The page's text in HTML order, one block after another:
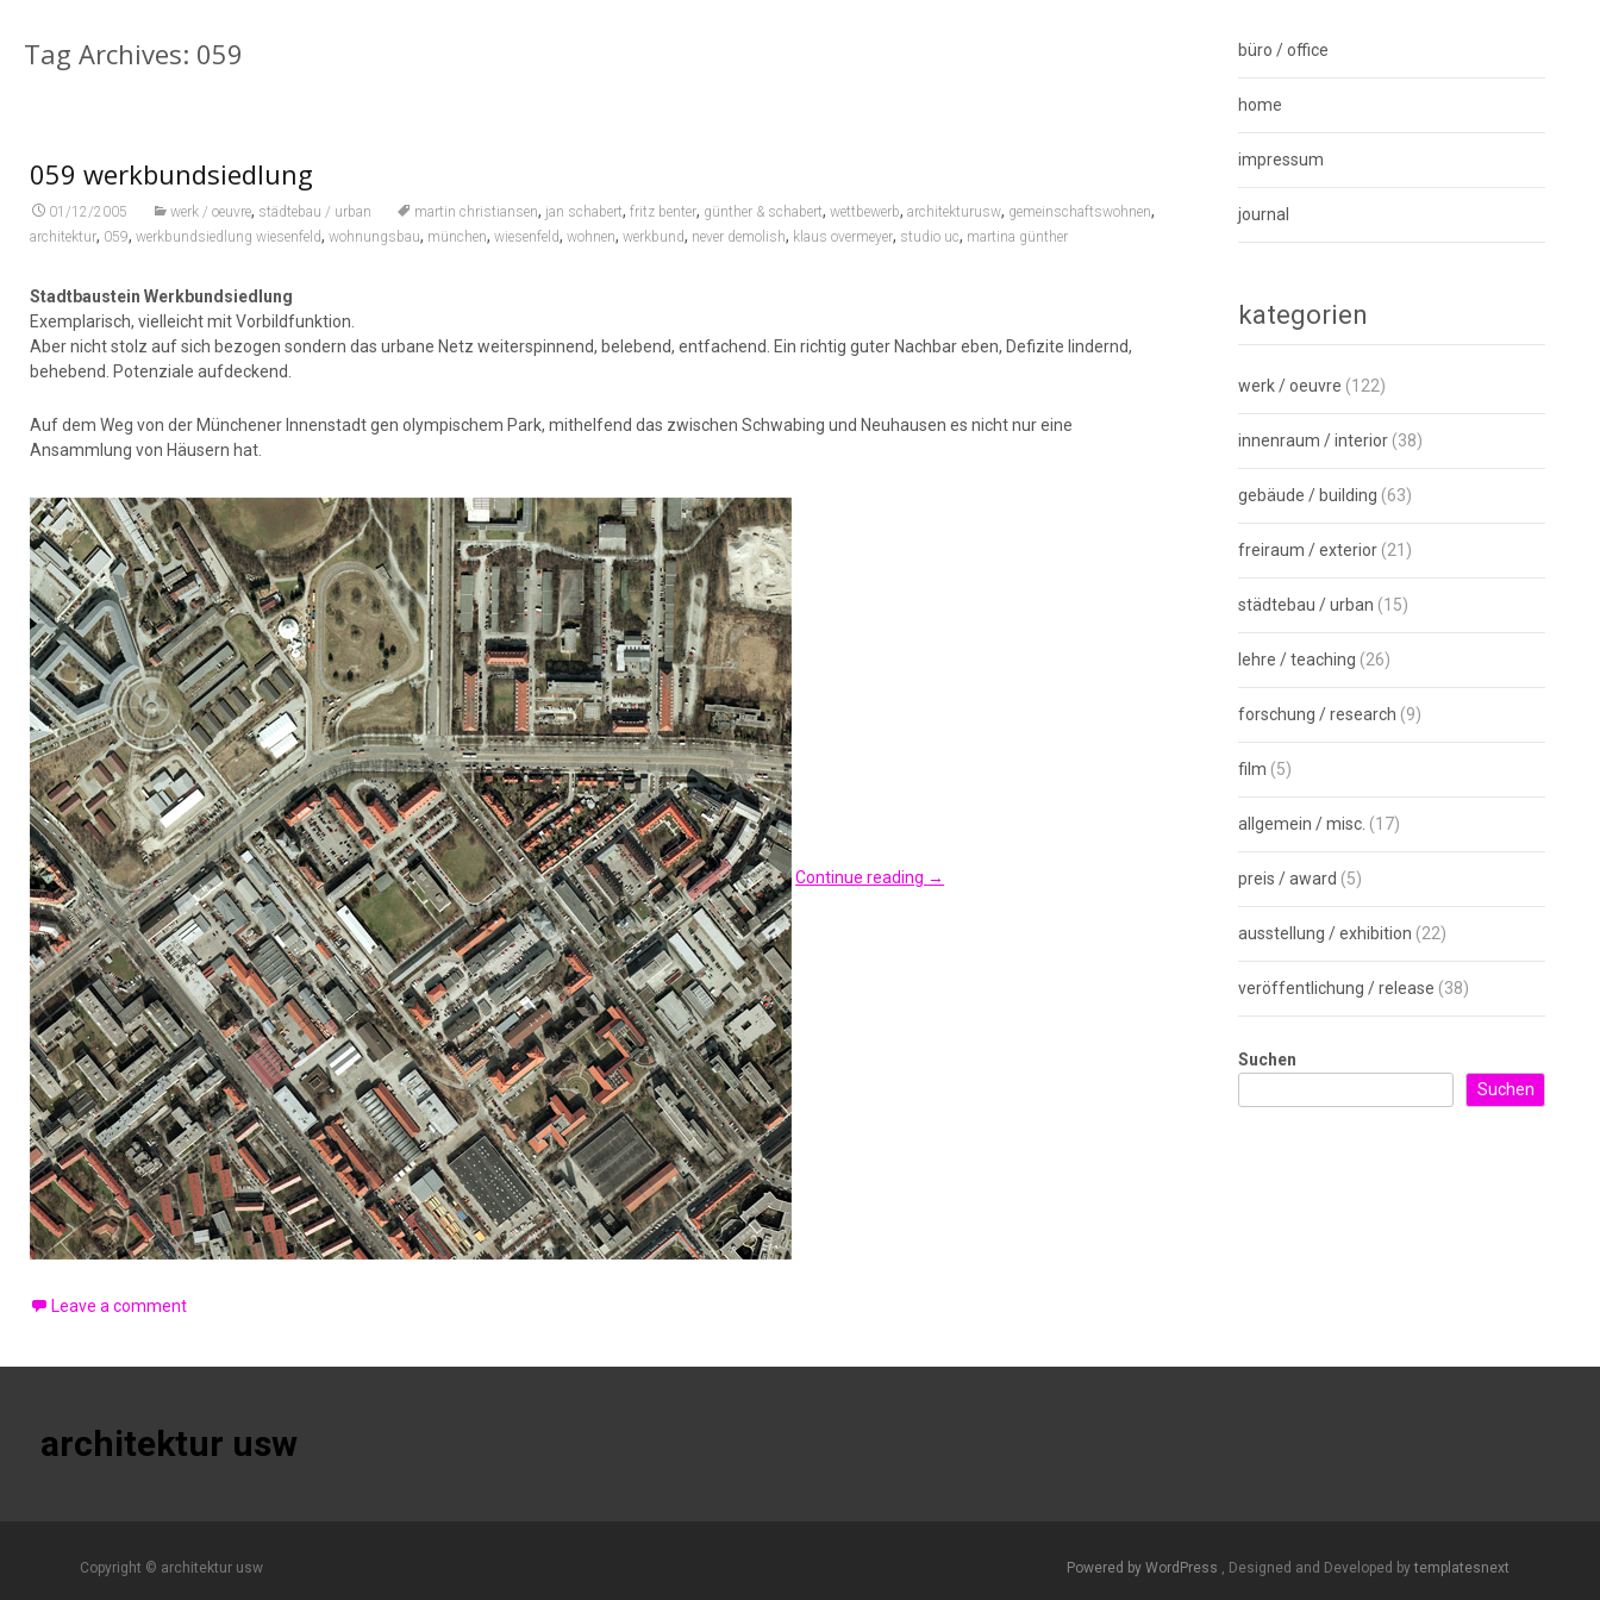
Tag Archives: 059
059 werkbundsiedlung
01/12/2005 werk / oeuvre, städtebau / urban martin christiansen, jan schabert,fritz benter, günther & schabert,wettbewerb,architekturusw, gemeinschaftswohnen,
architektur, 059,werkbundsiedlung wiesenfeld,wohnungsbau, münchen,wiesenfeld,wohnen,werkbund, never demolish, klaus overmeyer, studio uc, martina günther
Stadtbaustein Werkbundsiedlung
Exemplarisch, vielleicht mit Vorbildfunktion.
Aber nicht stolz auf sich bezogen sondern das urbane Netz weiterspinnend, belebend, entfachend. Ein richtig guter Nachbar eben, Defizite lindernd,
behebend. Potenziale aufdeckend.
Auf dem Weg von der Münchener Innenstadt gen olympischem Park, mithelfend das zwischen Schwabing und Neuhausen es nicht nur eine
Ansammlung von Häusern hat.
Continue reading →
Leave a comment
büro / office
home
impressum
journal
kategorien
werk / oeuvre (122)
innenraum / interior (38)
gebäude / building (63)
freiraum / exterior (21)
städtebau / urban (15)
lehre / teaching (26)
forschung / research (9)
film (5)
allgemein / misc. (17)
preis / award (5)
ausstellung / exhibition (22)
veröffentlichung / release (38)
Suchen
Suchen
architektur usw
Copyright © architektur usw Powered by WordPress , Designed and Developed bytemplatesnext